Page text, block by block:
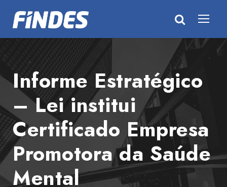
Informe Estratégico
– Lei institui
Certificado Empresa
Promotora da Saúde
Mental